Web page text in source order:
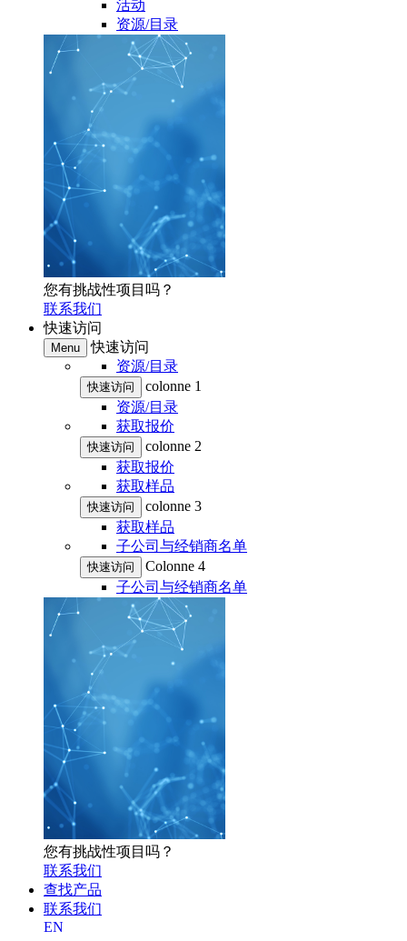
活动
资源/目录
您有挑战性项目吗？
联系我们
快速访问
Menu
快速访问
资源/目录
快速访问
colonne 1
资源/目录
获取报价
快速访问
colonne 2
获取报价
获取样品
快速访问
colonne 3
获取样品
子公司与经销商名单
快速访问
Colonne 4
子公司与经销商名单
您有挑战性项目吗？
联系我们
查找产品
联系我们
EN